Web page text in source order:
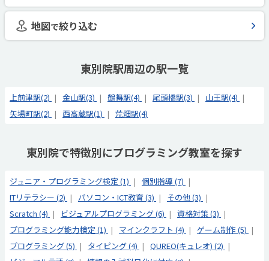
地図で絞り込む
東別院駅周辺の駅一覧
上前津駅(2) 金山駅(3) 鶴舞駅(4) 尾頭橋駅(3)
山王駅(4)
矢場町駅(2)
西高蔵駅(1) 荒畑駅(4)
東別院で特徴別にプログラミング教室を探す
ジュニア・プログラミング検定 (1)
個別指導 (7)
ITリテラシー (2)
パソコン・ICT教育 (3)
その他 (3)
Scratch (4)
ビジュアルプログラミング (6)
資格対策 (3)
プログラミング能力検定 (1)
マインクラフト (4)
ゲーム制作 (5)
プログラミング (5)
タイピング (4)
QUREO(キュレオ) (2)